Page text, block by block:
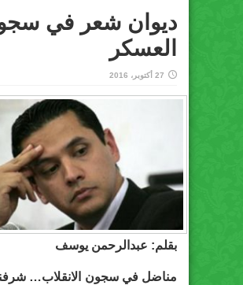
ديوان شعر في
العسكر
27 أكتوبر، 2016
بقلم: عبدالرحمن يوسف
مناضل في سجون الانقلاب…